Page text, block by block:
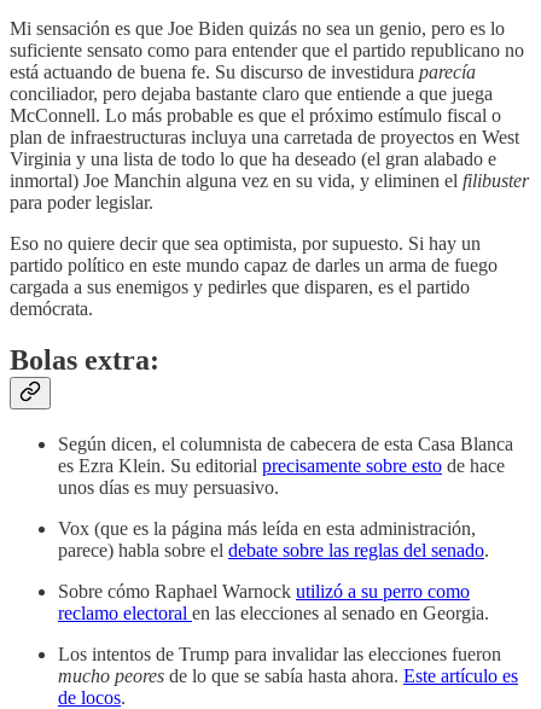
Mi sensación es que Joe Biden quizás no sea un genio, pero es lo
suficiente sensato como para entender que el partido republicano no
está actuando de buena fe. Su discurso de investidura parecía
conciliador, pero dejaba bastante claro que entiende a que juega
McConnell. Lo más probable es que el próximo estímulo fiscal o
plan de infraestructuras incluya una carretada de proyectos en West
Virginia y una lista de todo lo que ha deseado (el gran alabado e
inmortal) Joe Manchin alguna vez en su vida, y eliminen el filibuster
para poder legislar.
Eso no quiere decir que sea optimista, por supuesto. Si hay un
partido político en este mundo capaz de darles un arma de fuego
cargada a sus enemigos y pedirles que disparen, es el partido
demócrata.
Bolas extra:
Según dicen, el columnista de cabecera de esta Casa Blanca
es Ezra Klein. Su editorial precisamente sobre esto de hace
unos días es muy persuasivo.
Vox (que es la página más leída en esta administración,
parece) habla sobre el debate sobre las reglas del senado.
Sobre cómo Raphael Warnock utilizó a su perro como
reclamo electoral en las elecciones al senado en Georgia.
Los intentos de Trump para invalidar las elecciones fueron
mucho peores de lo que se sabía hasta ahora. Este artículo es
de locos.